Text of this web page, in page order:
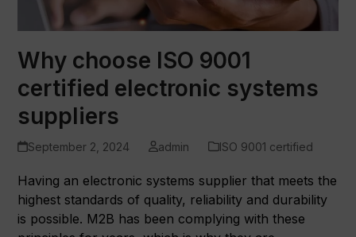
Why choose ISO 9001
certified electronic systems
suppliers
September 2, 2024 admin ISO 9001 certified
Having an electronic systems supplier that meets the
highest standards of quality, reliability and durability
is possible. M2B has been complying with these